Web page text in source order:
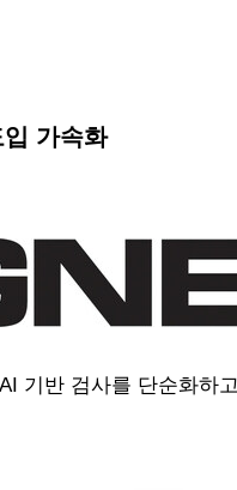
가속화
기반 검사를 단순화하